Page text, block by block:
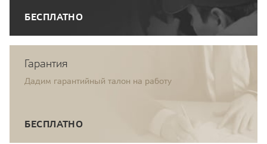
БЕСПЛАТНО
Гарантия
Дадим гарантийный талон на работу
БЕСПЛАТНО